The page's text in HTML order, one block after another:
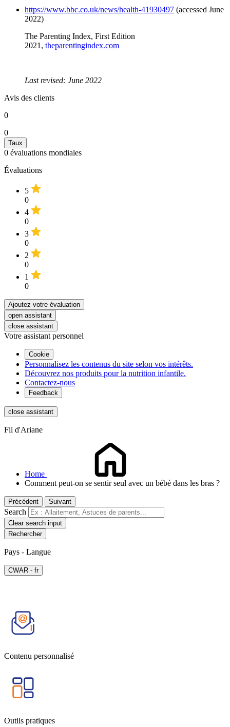
https://www.bbc.co.uk/news/health-41930497 (accessed June
2022)
The Parenting Index, First Edition
2021, theparentingindex.com
Last revised: June 2022
Avis des clients
0
0
0 évaluations mondiales
Évaluations
5
0
4
0
3
0
2
0
1
0
Ajoutez votre évaluation
open assistant
close assistant
Votre assistant personnel
Cookie
Personnalisez les contenus du site selon vos intérêts.
Découvrez nos produits pour la nutrition infantile.
Contactez-nous
Feedback
close assistant
Fil d'Ariane
Home
Comment peut-on se sentir seul avec un bébé dans les bras ?
Précédent Suivant
Search
Clear search input
Pays - Langue
СWAR - fr
Contenu personnalisé
Outils pratiques